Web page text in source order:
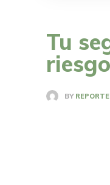
Tu
BY